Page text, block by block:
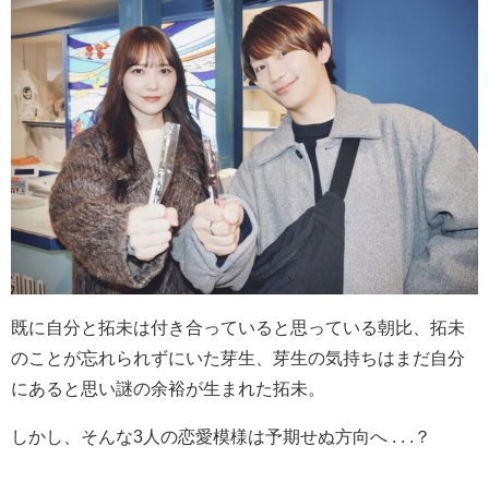
既に自分と拓未は付き合っていると思っている朝比、拓未
のことが忘れられずにいた芽生、芽生の気持ちはまだ自分
にあると思い謎の余裕が生まれた拓未。
しかし、そんな3人の恋愛模様は予期せぬ方向へ . . .？